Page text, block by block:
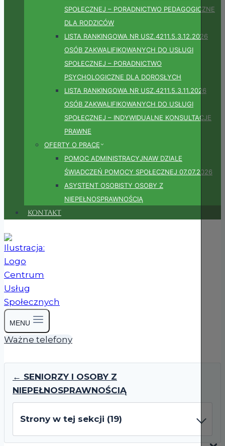
SPOŁECZNEJ – PORADNICTWO PEDAGOGICZNE
DLA RODZICÓW
LISTA RANKINGOWA NR USZ.4211.5.3.12.2026
OSÓB ZAKWALIFIKOWANYCH DO USŁUGI
SPOŁECZNEJ – PORADNICTWO
PSYCHOLOGICZNE DLA DOROSŁYCH
LISTA RANKINGOWA NR USZ.4211.5.3.11.2026
OSÓB ZAKWALIFIKOWANYCH DO USŁUGI
SPOŁECZNEJ – INDYWIDUALNE KONSULTACJE
PRAWNE
OFERTY O PRACĘ
POMOC ADMINISTRACYJNAW DZIALE
ŚWIADCZEŃ POMOCY SPOŁECZNEJ 07.07.2026
ASYSTENT OSOBISTY OSOBY Z
NIEPEŁNOSPRAWNOŚCIĄ
Kontakt
MENU
Ważne telefony
← SENIORZY I OSOBY Z
NIEPEŁNOSPRAWNOŚCIĄ
Strony w tej sekcji (19)